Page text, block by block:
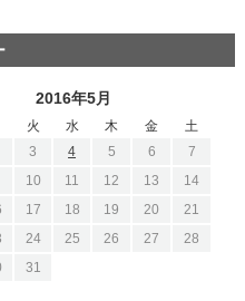
2016年5月
火 水 木 金
土
3 4 5 6
7
10 11 12 13
14
17 18 19 20
21
24 25 26 27
28
31